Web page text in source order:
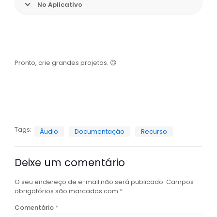
No Aplicativo
Pronto, crie grandes projetos. 😉
Tags: Áudio Documentação Recurso
Deixe um comentário
O seu endereço de e-mail não será publicado. Campos
obrigatórios são marcados com *
Comentário *